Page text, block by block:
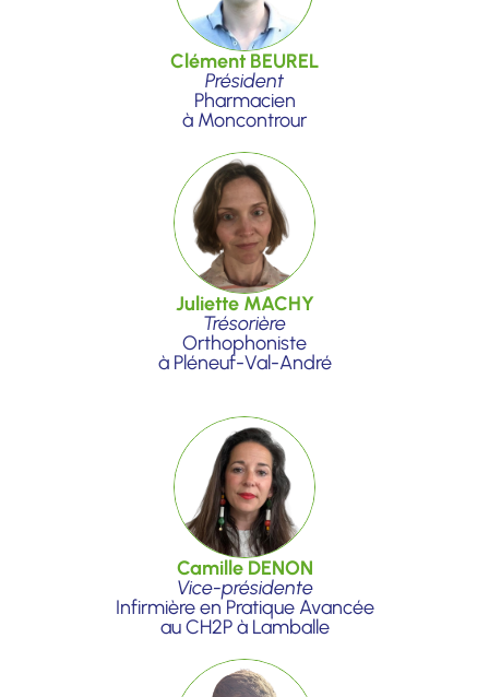
Clément BEUREL
Président
Pharmacien
à Moncontrour
Juliette MACHY
Trésorière
Orthophoniste
à Pléneuf-Val-André
Camille DENON
Vice-présidente
Infirmière en Pratique Avancée
au CH2P à Lamballe